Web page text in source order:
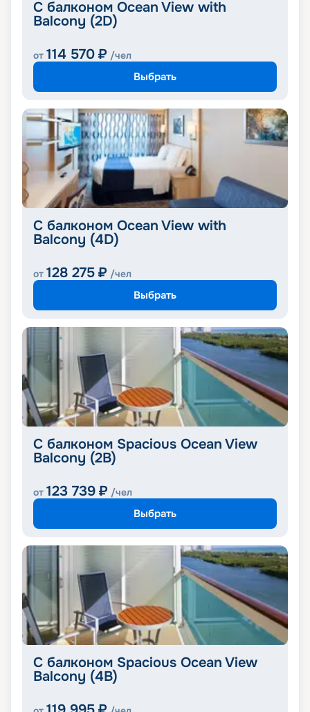
С балконом Ocean View with
Balcony (2D)
от 114 570 ₽ /чел
Выбрать
С балконом Ocean View with
Balcony (4D)
от 128 275 ₽ /чел
Выбрать
С балконом Spacious Ocean View
Balcony (2B)
от 123 739 ₽ /чел
Выбрать
С балконом Spacious Ocean View
Balcony (4B)